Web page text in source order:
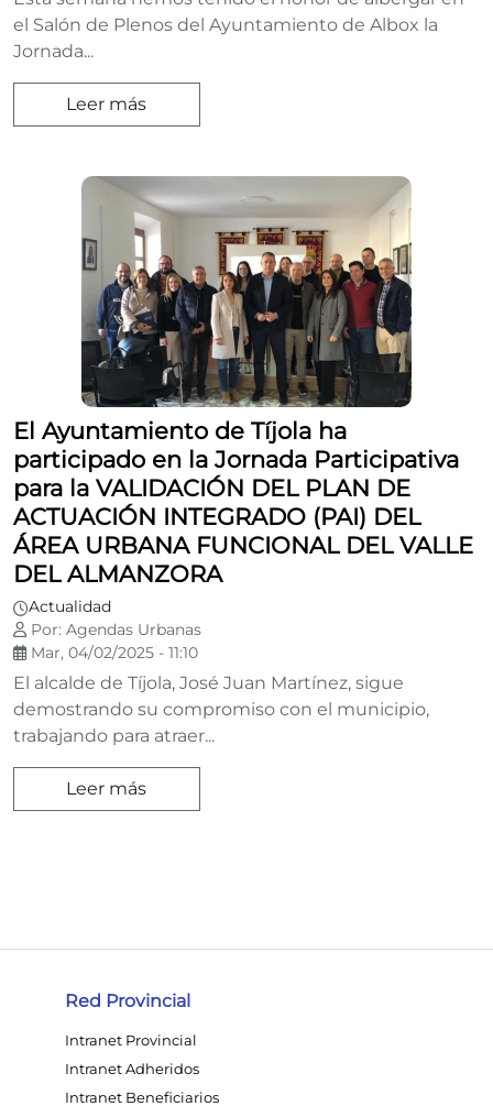
el Salón de Plenos del Ayuntamiento de Albox la
Jornada...
Leer más
El Ayuntamiento de Tíjola ha
participado en la Jornada Participativa
para la VALIDACIÓN DEL PLAN DE
ACTUACIÓN INTEGRADO (PAI) DEL
ÁREA URBANA FUNCIONAL DEL VALLE
DEL ALMANZORA
Actualidad
Por: Agendas Urbanas
Mar, 04/02/2025 - 11:10
El alcalde de Tíjola, José Juan Martínez, sigue
demostrando su compromiso con el municipio,
trabajando para atraer...
Leer más
Red Provincial
Intranet Provincial
Intranet Adheridos
Intranet Beneficiarios